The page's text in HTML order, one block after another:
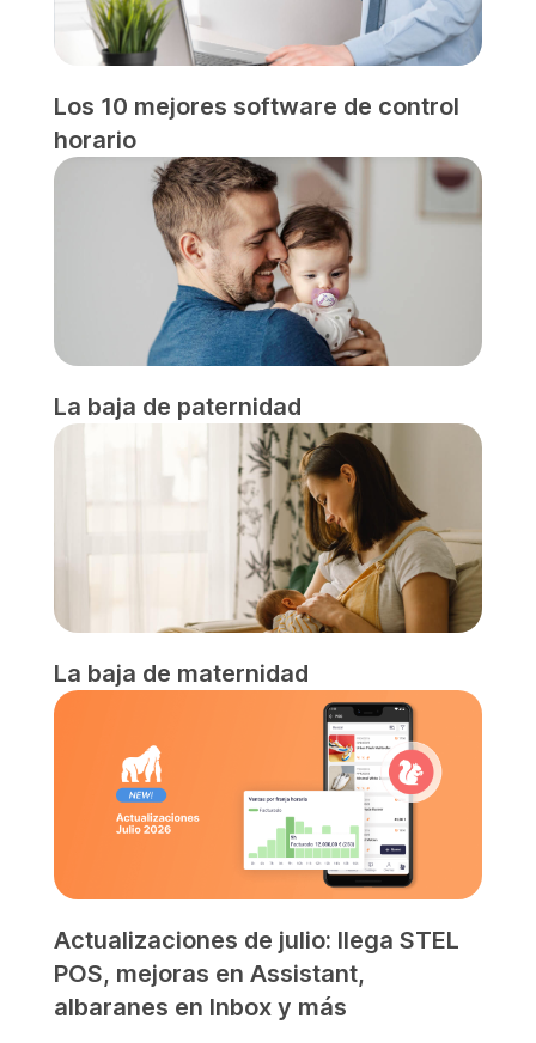
Los 10 mejores software de control
horario
La baja de paternidad
La baja de maternidad
Actualizaciones de julio: llega STEL
POS, mejoras en Assistant,
albaranes en Inbox y más